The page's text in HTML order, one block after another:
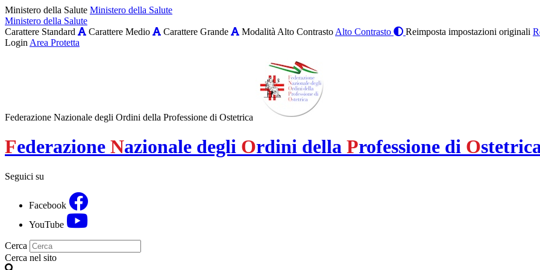
Ministero della Salute Ministero della Salute
Ministero della Salute
Carattere Standard
Carattere Medio Carattere Grande Modalità Alto Contrasto Alto Contrasto Reimposta impostazioni originali
Login Area Protetta
Federazione Nazionale degli Ordini della Professione di Ostetrica
Federazione Nazionale degli Ordini della Professione di O
Seguici su
Facebook
YouTube
Cerca
Cerca nel sito